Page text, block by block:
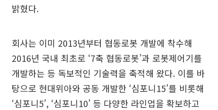
밝혔다.
회사는 이미 2013년부터 협동로봇 개발에 착수해
2016년 국내 최초로 ‘7축 협동로봇’과 로봇제어기를
개발하는 등 독보적인 기술력을 축적해 왔다. 이를 바
탕으로 현대위아와 공동 개발한 ‘심포니15’를 비롯해
‘심포니5’, ‘심포니10’ 등 다양한 라인업을 확보하고